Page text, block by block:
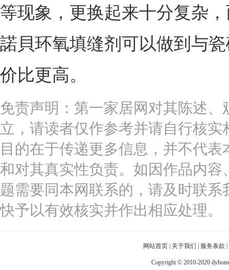
等现象，更换起来十分复杂
諾貝环氧填缝剂可以做到与
价比更高。
免责声明：第一家居网对其陈述、
立，请读者仅作参考并请自行核实
目的在于传递更多信息，并不代表
和对其真实性负责。如因作品内容
题需要同本网联系的，请及时联系
快予以有效核实并作出相应处理。
网站首页 关于我们 服务条款
Copyright © 2010-2020